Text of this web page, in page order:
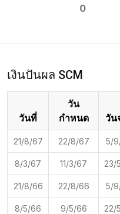
0
เงินปันผล SCM
วันที่
วัน
กำหนด
วัน
21/8/67 22/8/67 5/
8/3/67 11/3/67 23/
21/8/66 22/8/66 5/
8/5/66 9/5/66 22/